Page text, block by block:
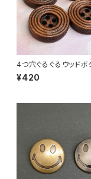
4つ穴ぐるぐるウッドボ
ｍ6個セット
¥420